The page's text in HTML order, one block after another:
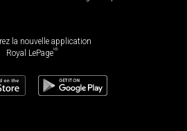
la nouvelle application
Royal LePageMD